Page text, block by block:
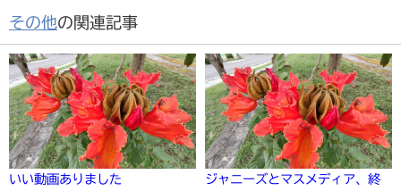
その他の関連記事
いい動画ありました
ジャニーズとマスメディア、終